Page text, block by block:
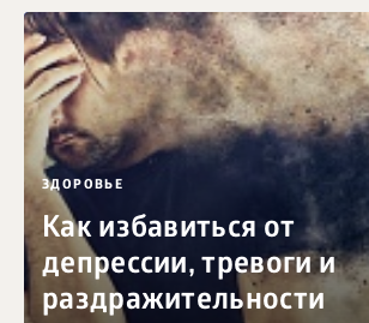
ЗДОРОВЬЕ
Как избавиться от
депрессии, тревоги и
раздражительности